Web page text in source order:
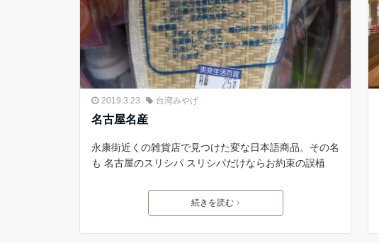
2019.3.23 台湾みやげ
名古屋名産
永康街近くの雑貨店で見つけた変な日本語商品。その名
も 名古屋のスリシパ スリシパだけならお約束の誤植
続きを読む